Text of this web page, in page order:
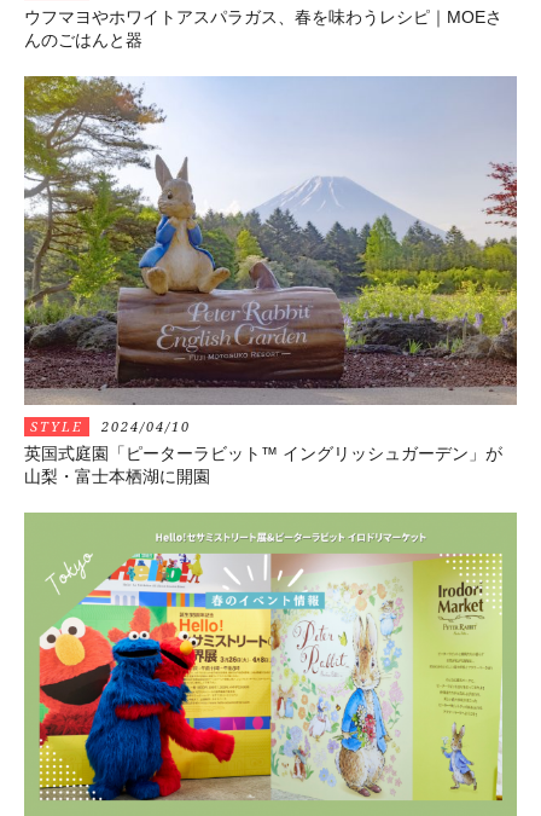
ウフマヨやホワイトアスパラガス、春を味わうレシピ｜MOEさ
んのごはんと器
STYLE 2024/04/10
英国式庭園「ピーターラビット™ イングリッシュガーデン」が
山梨・富士本栖湖に開園